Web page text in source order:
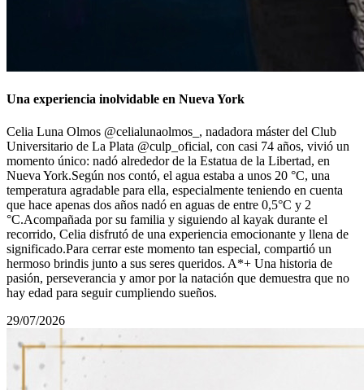
Una experiencia inolvidable en Nueva York
Celia Luna Olmos @celialunaolmos_, nadadora máster del Club
Universitario de La Plata @culp_oficial, con casi 74 años, vivió un
momento único: nadó alrededor de la Estatua de la Libertad, en
Nueva York.Según nos contó, el agua estaba a unos 20 °C, una
temperatura agradable para ella, especialmente teniendo en cuenta
que hace apenas dos años nadó en aguas de entre 0,5°С y 2
°C.Acompañada por su familia y siguiendo al kayak durante el
recorrido, Celia disfrutó de una experiencia emocionante y llena de
significado.Para cerrar este momento tan especial, compartió un
hermoso brindis junto a sus seres queridos. A*+ Una historia de
pasión, perseverancia y amor por la natación que demuestra que no
hay edad para seguir cumpliendo sueños.
29/07/2026